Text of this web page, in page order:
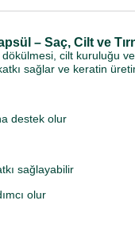
– Saç, Cilt ve
dökülmesi, cilt kuruluğu
sağlar ve keratin
destek olur
sağlayabilir
olur